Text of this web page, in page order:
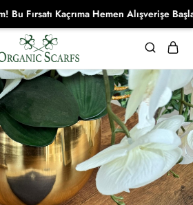
Kaçrıma Hemen Alışverişe Başla!